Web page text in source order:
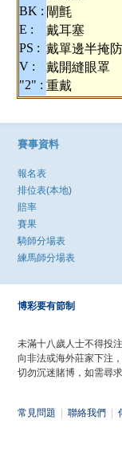
BK : 閘氈
E :
戴耳塞
PS : 戴單邊半掩
V :
戴開縫眼罩
"2" : 重戴
賽事資料
報名表
排位表(本地)
賠率
賽果
騎師分場表
練馬師分場表
博彩要有節制
未滿十八歲人士不得投
向非法或海外莊家下注
切勿沉迷賭博，如需尋
常見問題 聯絡我們